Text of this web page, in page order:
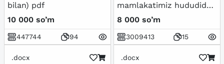
bilan) pdf
10 000 so’m
447744 94
mamlakatimiz hududida
ro'y bergan madaniy
uyg'onish
(Renessans).Buyuk
allomalarning jahon
8 000 so’m
3009413 15
.docx .docx